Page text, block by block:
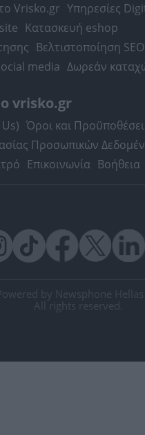
Vrisko.gr Υπηρεσίες
Κατασκευή eshop
Βελτιστοποίηση SEO
media Δωρεάν
vrisko.gr
Όροι και
Προσωπικών
Επικοινωνία Βοήθεια
by Newsphone Hellas
All rights reserved.